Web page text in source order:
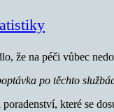
že na péči vůbec
po těchto
které se